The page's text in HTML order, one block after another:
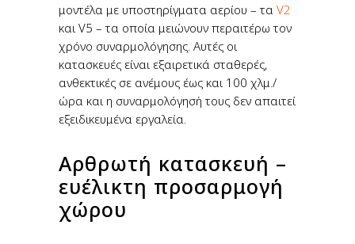
μοντέλα με υποστηρίγματα αερίου – τα V2
και V5 – τα οποία μειώνουν περαιτέρω τον
χρόνο συναρμολόγησης. Αυτές οι
κατασκευές είναι εξαιρετικά σταθερές,
ανθεκτικές σε ανέμους έως και 100 χλμ./
ώρα και η συναρμολόγησή τους δεν απαιτεί
εξειδικευμένα εργαλεία.
Αρθρωτή κατασκευή –
ευέλικτη προσαρμογή
χώρου